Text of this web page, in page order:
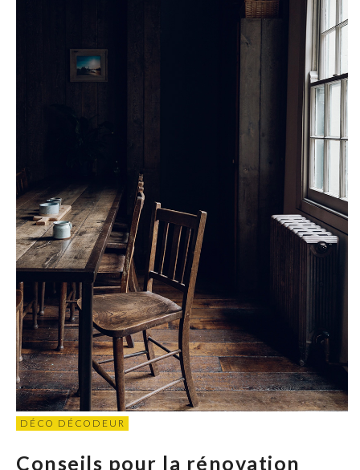
DÉCO DÉCODEUR
Conseils pour la rénovation